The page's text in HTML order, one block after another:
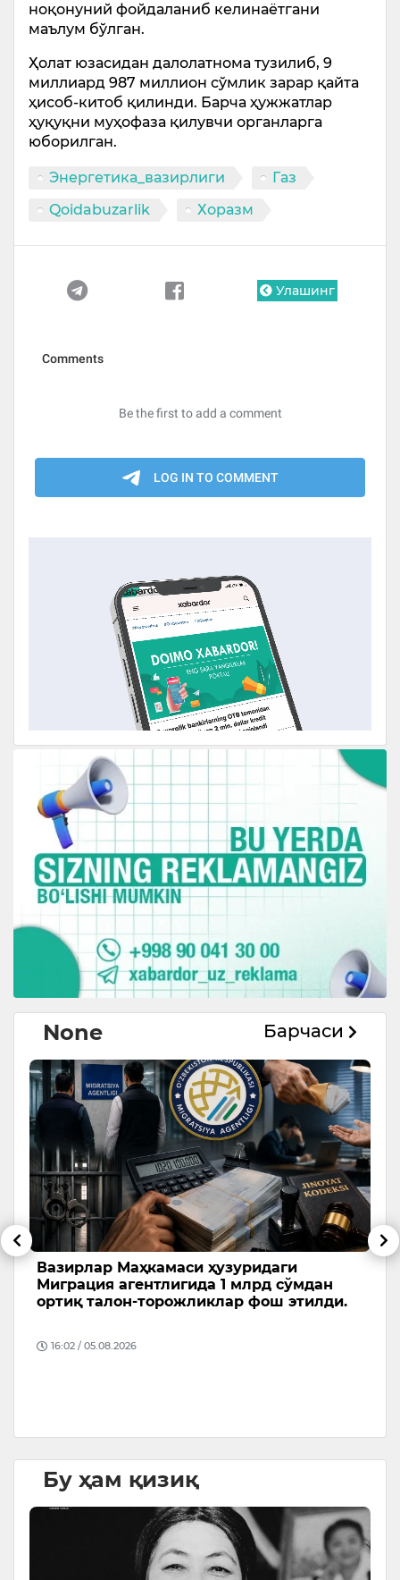
ноқонуний фойдаланиб келинаётгани
маълум бўлган.
Ҳолат юзасидан далолатнома тузилиб, 9
миллиард 987 миллион сўмлик зарар қайта
ҳисоб-китоб қилинди. Барча ҳужжатлар
ҳуқуқни муҳофаза қилувчи органларга
юборилган.
Энергетика_вазирлиги
Газ
Qoidabuzarlik
Хоразм
Улашинг
None Барчаси
Вазирлар Маҳкамаси ҳузуридаги
Миграция агентлигида 1 млрд сўмдан
ортиқ талон-торожликлар фош этилди.
16:02 / 05.08.2026
Бу ҳам қизиқ